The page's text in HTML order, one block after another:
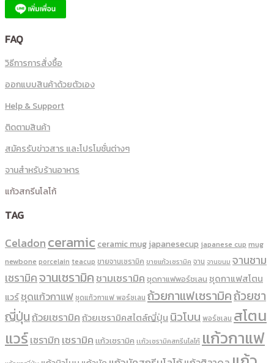
FAQ
วิธีการการสั่งซื้อ
ออกแบบสินค้าด้วยตัวเอง
Help & Support
ติดตามสินค้า
สมัครรับข่าวสาร และโปรโมชั่นต่างๆ
จานสำหรับร้านอาหาร
แก้วสกรีนโลโก้
TAG
Celadonceramic ceramic mug japanesecup japanese cup mug
newbone porcelain teacup ขายจานเซรามิค ขายแก้วเซรามิค จาน จานขนม จานชาม
เซรามิคจานเซรามิคชามเซรามิคชุดกาแฟพอร์ชเลน ชุดกาแฟสโตน
แวร์ชุดแก้วกาแฟชุดแก้วกาแฟ พอร์ซเลน ถ้วยกาแฟเซรามิคถ้วยชา
ญี่ปุ่นถ้วยเซรามิคถ้วยเซรามิคสไตล์ญี่ปุ่นนิวโบนพอร์ซเลน สโตน
แวร์เซรามิกเซรามิคเเก้วเซรามิค เเก้วเซรามิคสกรีนโลโก้ แก้วกาแฟ